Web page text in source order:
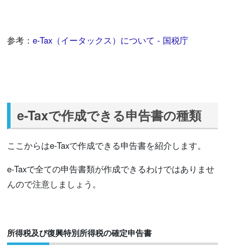
参考： e-Tax（イータックス）について - 国税庁
e-Taxで作成できる申告書の種類
ここからはe-Taxで作成できる申告書を紹介します。
e-Taxで全ての申告書類が作成できるわけではありませ
んので注意しましょう。
所得税及び復興特別所得税の確定申告書